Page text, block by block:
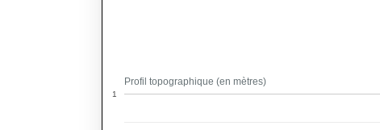
Profil topographique (en mètres)
1